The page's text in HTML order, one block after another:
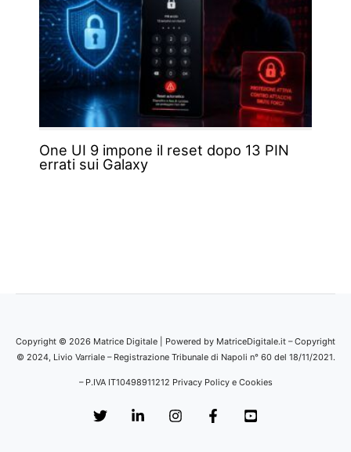
One UI 9 impone il reset dopo 13 PIN
errati sui Galaxy
Copyright © 2026 Matrice Digitale | Powered by MatriceDigitale.it – Copyright
© 2024, Livio Varriale – Registrazione Tribunale di Napoli n° 60 del 18/11/2021.
– P.IVA IT10498911212 Privacy Policy e Cookies